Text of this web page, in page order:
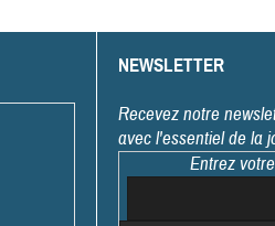
NEWSLETTER
Recevez notre
avec l'essentiel de la
Entrez